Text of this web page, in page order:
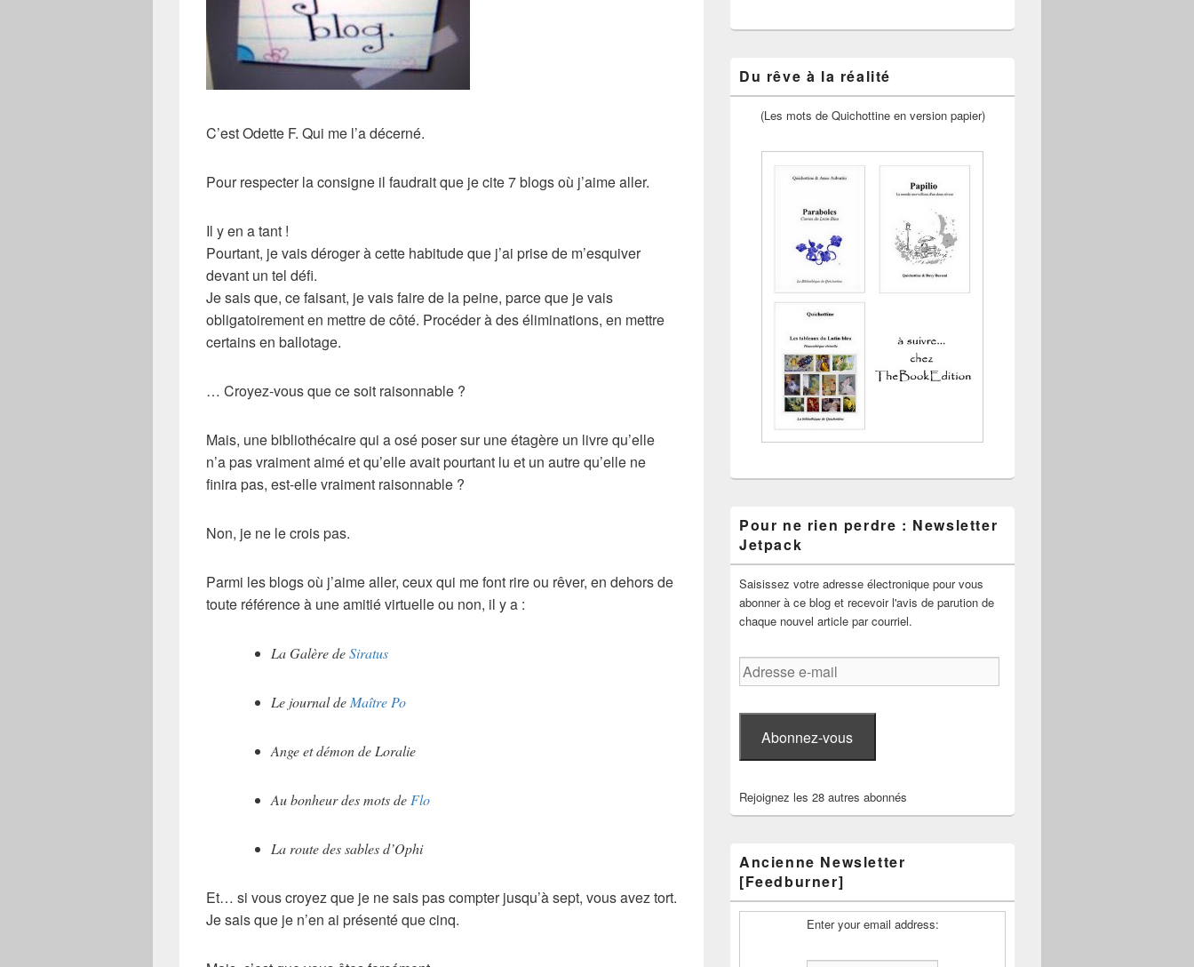
C’est Odette F. Qui me l’a décerné.
Pour respecter la consigne il faudrait que je cite 7 blogs où j’aime aller.
Il y en a tant !
Pourtant, je vaisdérogerà cette habitude que j’ai prise de m’esquiver
devant un tel défi.
Je sais que, ce faisant, je vais faire de la peine, parce que je vais
obligatoirement en mettre de côté. Procéder à deséliminations, en mettre
certains en ballotage.
… Croyez-vous que ce soit raisonnable ?
Mais, une bibliothécaire qui a osé poser sur une étagère un livre qu’elle
n’a pas vraiment aimé et qu’elle avait pourtant lu et un autre qu’elle ne
finira pas, est-elle vraiment raisonnable ?
Non, je ne le crois pas.
Parmi les blogs où j’aime aller, ceux qui me font rire ou rêver, en dehors de
toute référence à une amitié virtuelle ou non, il y a :
La Galère deSiratus
Le journal de Maître Po
Ange et démon de Loralie
Au bonheur des mots de Flo
La route des sables d’Ophi
Et… si vous croyez que je ne sais pas compter jusqu’àsept, vous avez tort.
Je sais que je n’en ai présenté que cinq.
Du rêve à la réalité
(Les mots de Quichottine en version papier)
Pour ne rien perdre : Newsletter
Jetpack
Saisissez votre adresse électronique pour vous
abonner à ce blog et recevoir l'avis de parution de
chaque nouvel article par courriel.
Adresse
e-
Abonnez-vous
Rejoignez les 28 autres abonnés
Ancienne Newsletter
[Feedburner]
Enter your email address: